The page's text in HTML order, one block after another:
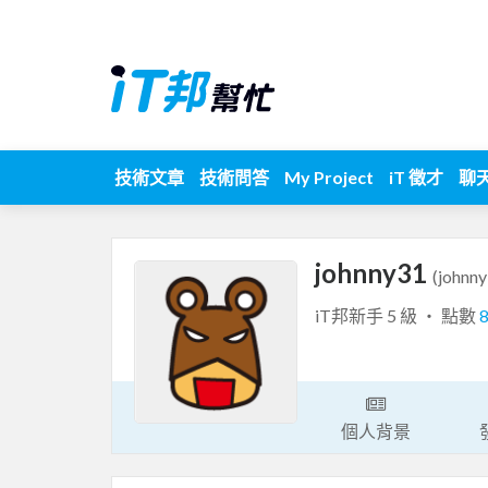
技術文章 技術問答 My Project iT 徵才 聊
johnny31
iT邦新手 5 級 ‧ 點數8
個人背景